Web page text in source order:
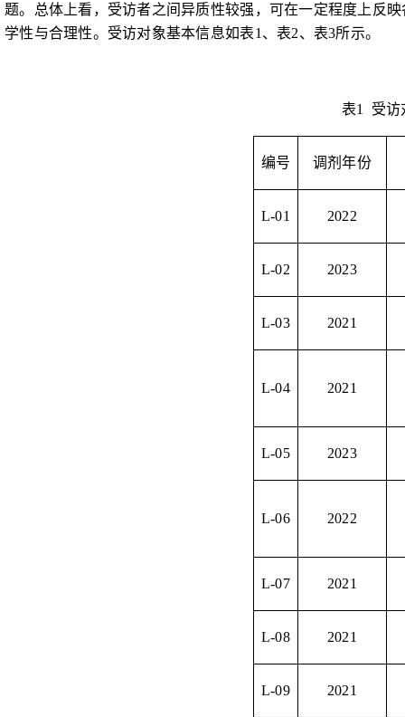
题。总体上看，受访者之间异质性较强，可在一定程度上反
学性与合理性。受访对象基本信息如表1 、表2、表3所示。
表1 受访
编号 调剂年份
L-01 2022
L-02 2023
L-03 2021
L-04 2021
L-05 2023
L-06 2022
L-07 2021
L-08 2021
L-09 2021